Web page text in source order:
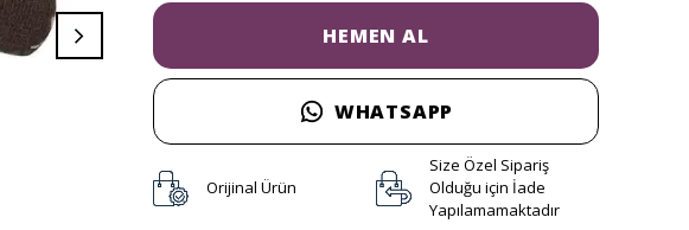
HEMEN AL
WHATSAPP
Orijinal Ürün
Size Özel Sipariş
Olduğu için İade
Yapılamamaktadır